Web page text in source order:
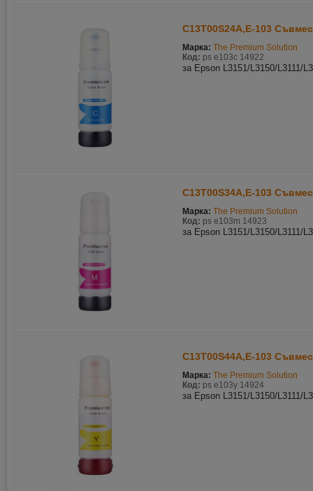
C13T00S24A,E-103
Марка: The Premium Solution
Код: ps e103c 14922
за Epson L3151/L3150/L3111/
C13T00S34A,E-103
Марка: The Premium Solution
Код: ps e103m 14923
за Epson L3151/L3150/L3111/
C13T00S44A,E-103
Марка: The Premium Solution
Код: ps e103y 14924
за Epson L3151/L3150/L3111/